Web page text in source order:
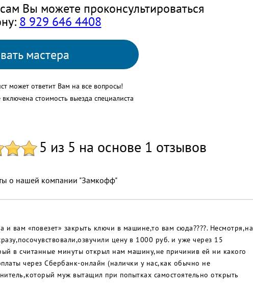
Вы можете проконсультироваться
8 929 646 4408
мастера
может ответит Вам на все вопросы!
стоимость выезда специалиста
5 из 5 на основе 1 отзывов
о нашей компании "Замкофф"
вам «повезет» закрыть ключи в машине,то вам сюда????. Несмотря,на
цену в 1000 руб. и уже через 15
в считанные минуты открыл нам машину,не причинив ей ни какого
через Сбербанк-онлайн (налички у нас,как обычно не
муж вытащил при попытках самостоятельно открыть